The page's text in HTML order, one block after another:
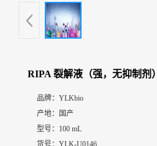
RIPA 裂解液（强，无抑制剂）
品牌： YLKbio
产地：
国产
型号： 100 mL
货号： YLK-U0146